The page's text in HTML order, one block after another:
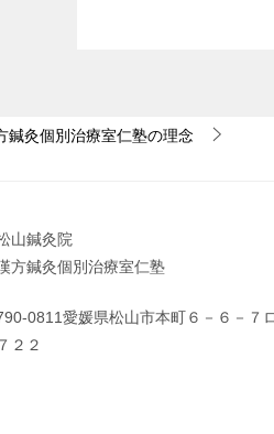
鍼灸個別治療室仁塾の理念
山鍼灸院
方鍼灸個別治療室仁塾
0811愛媛県松山市本町６－６－７
７２２